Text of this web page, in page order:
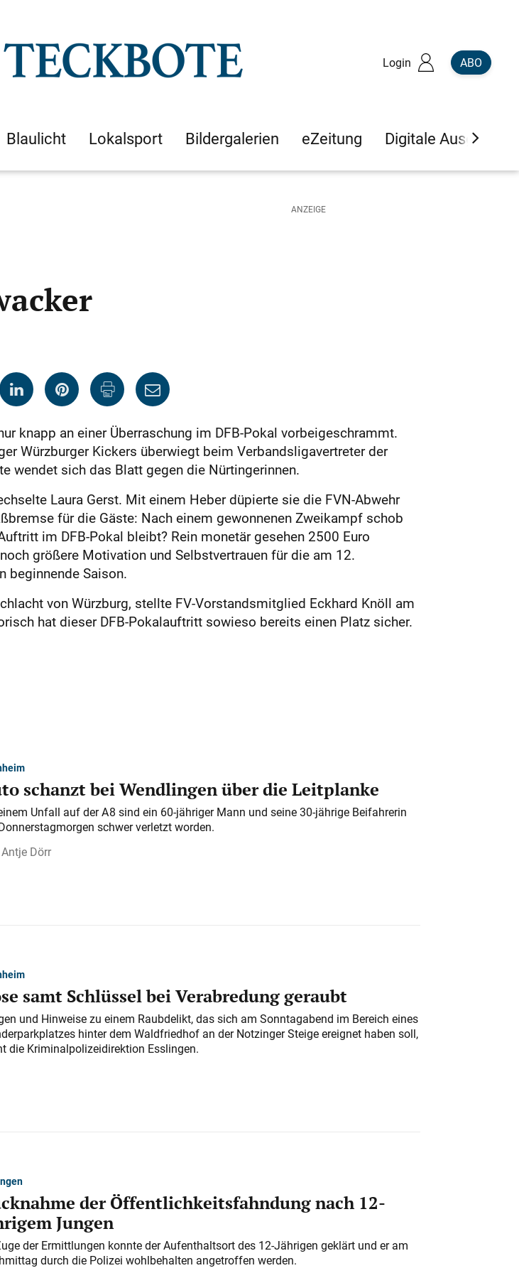
Login ABO
Blaulicht Lokalsport Bildergalerien eZeitung Digitale Ausgaben
knapp an einer Überraschung im DFB-Pokal vorbeigeschrammt.
Würzburger Kickers überwiegt beim Verbandsligavertreter der
wendet sich das Blatt gegen die Nürtingerinnen.
Laura Gerst. Mit einem Heber düpierte sie die FVN-Abwehr
für die Gäste: Nach einem gewonnenen Zweikampf schob
im DFB-Pokal bleibt? Rein monetär gesehen 2500 Euro
größere Motivation und Selbstvertrauen für die am 12.
beginnende Saison.
von Würzburg, stellte FV-Vorstandsmitglied Eckhard Knöll am
hat dieser DFB-Pokalauftritt sowieso bereits einen Platz sicher.
schanzt bei Wendlingen über die Leitplanke
Unfall auf der A 8 sind ein 60-jähriger Mann und seine 30-jährige Beifahrerin
schwer verletzt worden.
Antje Dörr
samt Schlüssel bei Verabredung geraubt
und Hinweise zu einem Raubdelikt, das sich am Sonntagabend im Bereich eines
hinter dem Waldfriedhof an der Notzinger Steige ereignet haben soll,
die Kriminalpolizeidirektion Esslingen.
der Öffentlichkeitsfahndung nach 12-
Jungen
der Ermittlungen konnte der Aufenthaltsort des 12-Jährigen geklärt und er am
durch die Polizei wohlbehalten angetroffen werden.